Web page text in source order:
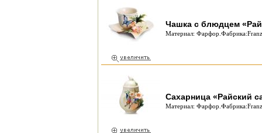
Чашка с блюдцем
Материал:
Сахарница «Райский
Материал: